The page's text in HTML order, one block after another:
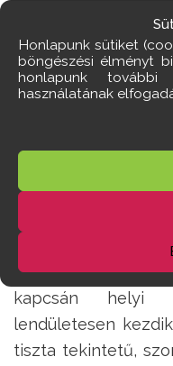
Honlapunk sütiket
böngészési élményt
honlapunk további
használatának
Biggeorge
nevű Biggeorge
hivatalos
testületi ülésen
kötötte az
lesz abban az
szólva felszított
kapcsán helyi
lendületesen
tiszta tekintetű,